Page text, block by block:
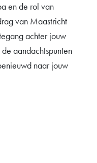
en de rol van
van Maastricht
achter jouw
aandachtspunten
naar jouw